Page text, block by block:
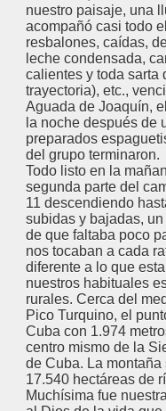
nuestro paisaje, una
acompañó casi todo
resbalones, caídas,
leche condensada,
calientes y toda sarta
trayectoria), etc.,
Aguada de Joaquín,
la noche después de
preparados
del grupo terminaron.
Todo listo en la
segunda parte del
11 descendiendo
subidas y bajadas,
de que faltaba poco
nos tocaban a cada
diferente a lo que
nuestros habituales
rurales. Cerca del
Pico Turquino, el
Cuba con 1.974
centro mismo de la
de Cuba. La
17.540 hectáreas de
Muchísima fue